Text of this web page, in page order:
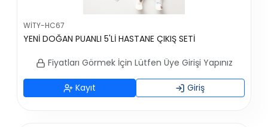
WİTY-HC67
YENİ DOĞAN PUANLI 5'Lİ HASTANE ÇIKIŞ SETİ
Fiyatları Görmek İçin Lütfen Üye Girişi Yapınız
Kayıt Giriş